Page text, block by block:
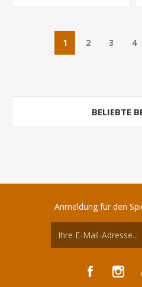
1 2 3 4
BELIEBTE
Anmeldung für den